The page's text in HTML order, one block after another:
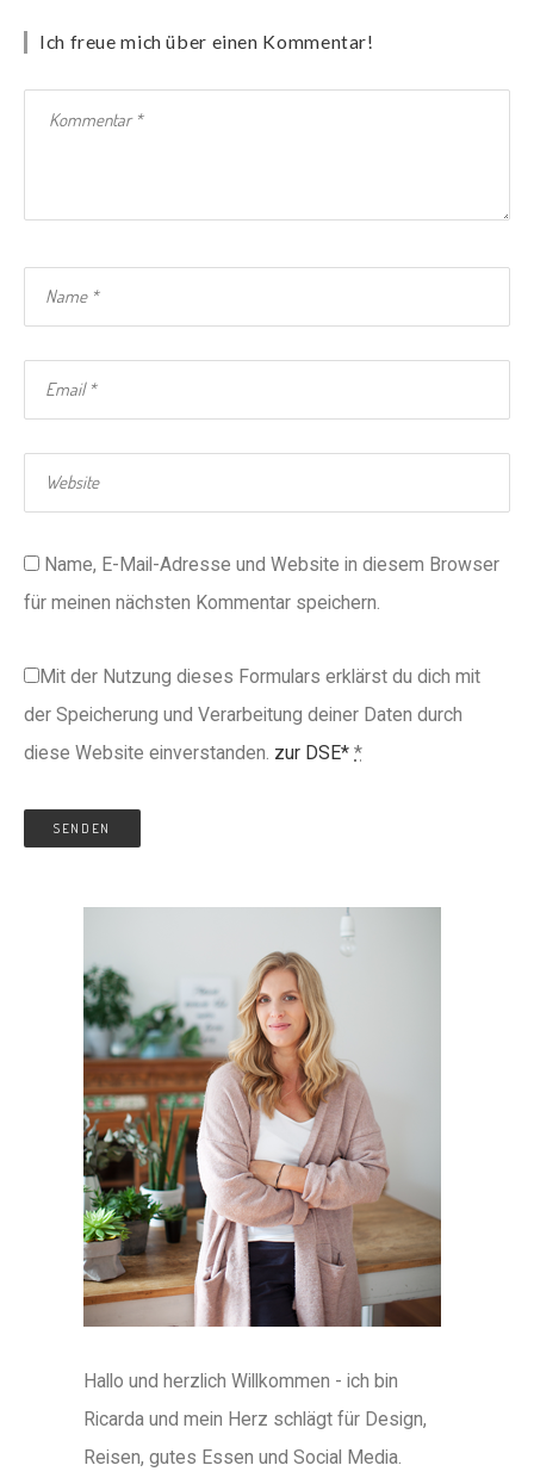
Ich freue mich über einen Kommentar!
Name, E-Mail-Adresse und Website in diesem Browser
für meinen nächsten Kommentar speichern.
Mit der Nutzung dieses Formulars erklärst du dich mit
der Speicherung und Verarbeitung deiner Daten durch
diese Website einverstanden. zur DSE* *
Hallo und herzlich Willkommen - ich bin
Ricarda und mein Herz schlägt für Design,
Reisen, gutes Essen und Social Media.